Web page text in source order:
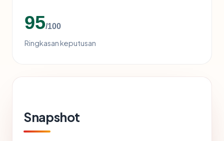
95/100
Ringkasan keputusan
Snapshot